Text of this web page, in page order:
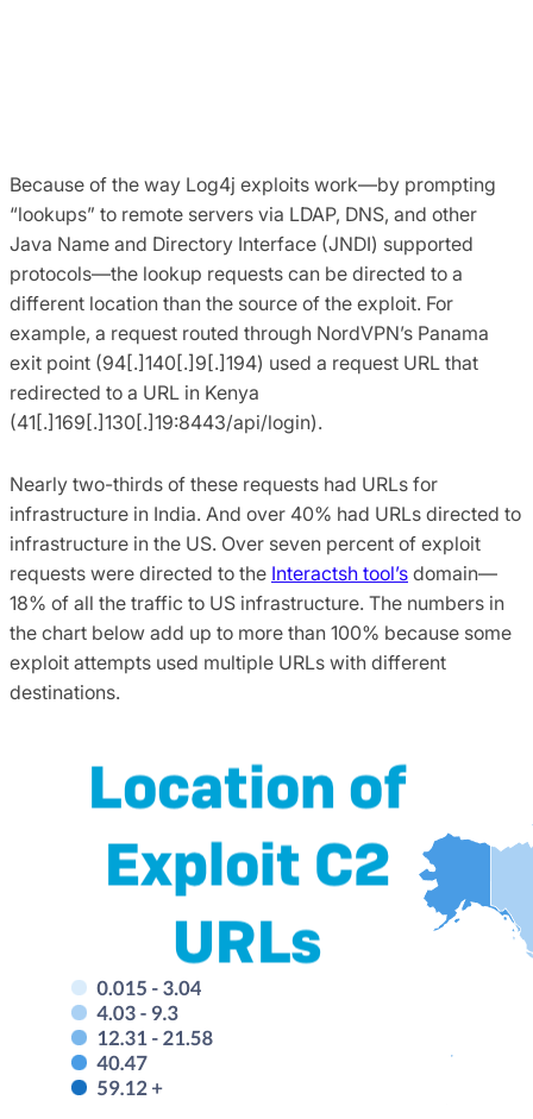
Because of the way Log4j exploits work—by prompting
“lookups” to remote servers via LDAP, DNS, and other
Java Name and Directory Interface (JNDI) supported
protocols—the lookup requests can be directed to a
different location than the source of the exploit. For
example, a request routed through NordVPN’s Panama
exit point (94[.]140[.]9[.]194) used a request URL that
redirected to a URL in Kenya
(41[.]169[.]130[.]19:8443/api/login).
Nearly two-thirds of these requests had URLs for
infrastructure in India. And over 40% had URLs directed to
infrastructure in the US. Over seven percent of exploit
requests were directed to the Interactsh tool’s domain—
18% of all the traffic to US infrastructure. The numbers in
the chart below add up to more than 100% because some
exploit attempts used multiple URLs with different
destinations.